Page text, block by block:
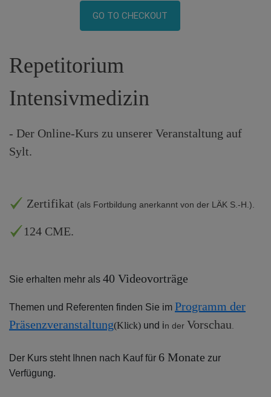
GO TO CHECKOUT
Repetitorium
Intensivmedizin
- Der Online-Kurs zu unserer Veranstaltung auf
Sylt.
Zertifikat (als Fortbildung anerkannt von der LÄK S.-H.).
124 CME.
Sie erhalten mehr als 40 Videovorträge
Themen und Referenten finden Sie im Programm der
Präsenzveranstaltung(Klick) und in der Vorschau
Der Kurs steht Ihnen nach Kauf für 6 Monate zur
Verfügung.